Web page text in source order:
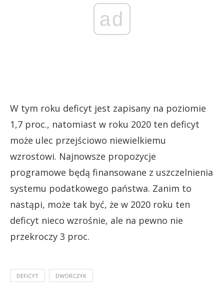
ad
W tym roku deficyt jest zapisany na poziomie
1,7 proc., natomiast w roku 2020 ten deficyt
może ulec przejściowo niewielkiemu
wzrostowi. Najnowsze propozycje
programowe będą finansowane z uszczelnienia
systemu podatkowego państwa. Zanim to
nastąpi, może tak być, że w 2020 roku ten
deficyt nieco wzrośnie, ale na pewno nie
przekroczy 3 proc.
DEFICYT DWORCZYK